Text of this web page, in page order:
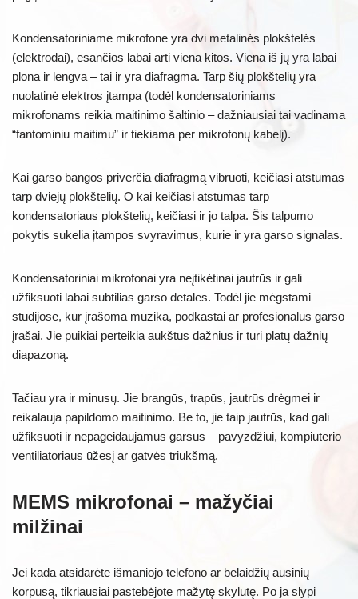
Kondensatoriniame mikrofone yra dvi metalinės plokštelės
(elektrodai), esančios labai arti viena kitos. Viena iš jų yra labai
plona ir lengva – tai ir yra diafragma. Tarp šių plokštelių yra
nuolatinė elektros įtampa (todėl kondensatoriniams
mikrofonams reikia maitinimo šaltinio – dažniausiai tai vadinama
“fantominiu maitimu” ir tiekiama per mikrofonų kabelį).
Kai garso bangos priverčia diafragmą vibruoti, keičiasi atstumas
tarp dviejų plokštelių. O kai keičiasi atstumas tarp
kondensatoriaus plokštelių, keičiasi ir jo talpa. Šis talpumo
pokytis sukelia įtampos svyravimus, kurie ir yra garso signalas.
Kondensatoriniai mikrofonai yra neįtikėtinai jautrūs ir gali
užfiksuoti labai subtilias garso detales. Todėl jie mėgstami
studijose, kur įrašoma muzika, podkastai ar profesionalūs garso
įrašai. Jie puikiai perteikia aukštus dažnius ir turi platų dažnių
diapazoną.
Tačiau yra ir minusų. Jie brangūs, trapūs, jautrūs drėgmei ir
reikalauja papildomo maitinimo. Be to, jie taip jautrūs, kad gali
užfiksuoti ir nepageidaujamus garsus – pavyzdžiui, kompiuterio
ventiliatoriaus ūžesį ar gatvės triukšmą.
MEMS mikrofonai – mažyčiai
milžinai
Jei kada atsidarėte išmaniojo telefono ar belaidžių ausinių
korpusą, tikriausiai pastebėjote mažytę skylutę. Po ja slypi